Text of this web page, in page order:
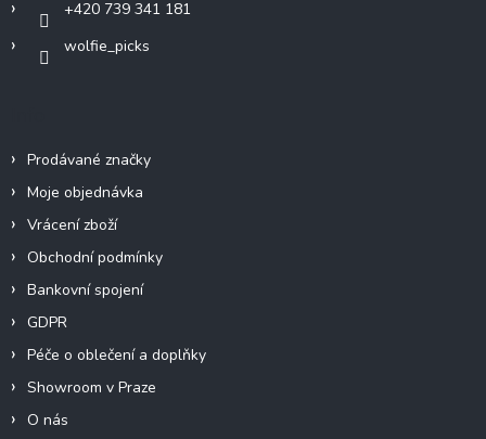
+420 739 341 181
wolfie_picks
Prodávané značky
Moje objednávka
Vrácení zboží
Obchodní podmínky
Bankovní spojení
GDPR
Péče o oblečení a doplňky
Showroom v Praze
O nás